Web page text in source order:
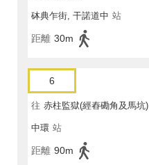
砵典乍街, 干諾道中 站
距離 30m
6
往 赤柱監獄(經舂磡角及馬坑)
中環 站
距離 90m